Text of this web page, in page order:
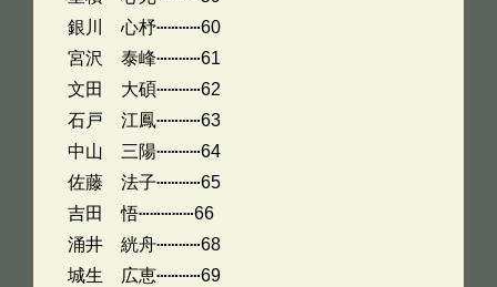
銀川 心杼⋯⋯⋯⋯60
宮沢 泰峰⋯⋯⋯⋯61
文田 大碩⋯⋯⋯⋯62
石戸 江鳳⋯⋯⋯⋯63
中山 三陽⋯⋯⋯⋯64
佐藤 法子⋯⋯⋯⋯65
吉田 悟⋯⋯⋯⋯⋯66
涌井 絖舟⋯⋯⋯⋯68
城生 広恵⋯⋯⋯⋯69